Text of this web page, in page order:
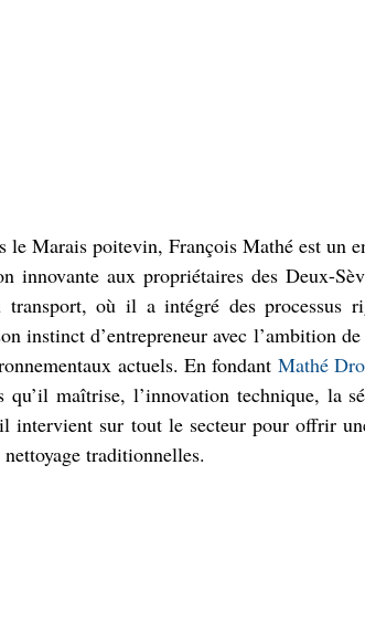
le Marais poitevin, François Mathé est un
innovante aux propriétaires des Deux-
transport, où il a intégré des processus
instinct d’entrepreneur avec l’ambition
actuels. En fondant Mathé
maîtrise, l’innovation technique, la
intervient sur tout le secteur pour offrir
traditionnelles.